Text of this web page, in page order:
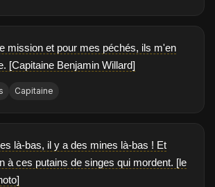
mission et pour mes péchés, ils m'en
[Capitaine Benjamin Willard]
Capitaine
là-bas, il y a des mines là-bas ! Et
à ces putains de singes qui mordent. [le